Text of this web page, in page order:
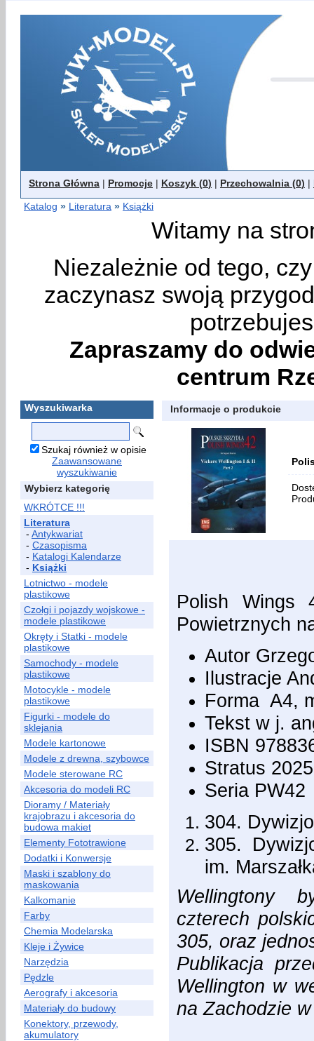
Strona Główna | Promocje | Koszyk (0) | Przechowalnia (0) |
Katalog » Literatura » Książki
Witamy na
Niezależnie od tego,
zaczynasz swoją
Zapraszamy do
centrum
Wyszukiwarka
Szukaj również w opisie
Zaawansowane
wyszukiwanie
Wybierz kategorię
WKRÓTCE !!!
Literatura
- Antykwariat
- Czasopisma
- Katalogi Kalendarze
- Książki
Lotnictwo - modele
plastikowe
Czołgi i pojazdy wojskowe -
modele plastikowe
Okręty i Statki - modele
plastikowe
Samochody - modele
plastikowe
Motocykle - modele
plastikowe
Figurki - modele do
sklejania
Modele kartonowe
Modele z drewna, szybowce
Modele sterowane RC
Akcesoria do modeli RC
Dioramy / Materiały
krajobrazu i akcesoria do
budowa makiet
Elementy Fototrawione
Dodatki i Konwersje
Maski i szablony do
maskowania
Kalkomanie
Farby
Chemia Modelarska
Kleje i Żywice
Narzędzia
Pędzle
Aerografy i akcesoria
Materiały do budowy
Konektory, przewody,
akumulatory
Informacje o produkcie
Polish Wings
Powietrznych
Autor
Ilustracje
Forma A4,
Tekst w j.
ISBN
Stratus 2025
Seria PW42
304.
305.
im.
Wellingtony
czterech
305, oraz
Publikacja
Wellington w
na Zachodzie